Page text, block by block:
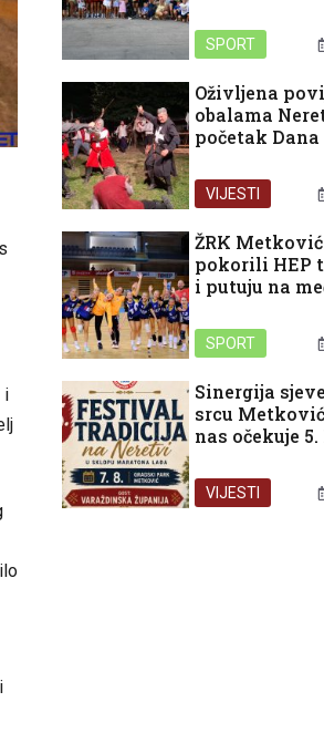
i
Rijeci
SPORT
Oživljena
obalama
početak
pred nama
VIJESTI
ŽRK
pokorili HEP
i putuju na
SPORT
Sinergija
srcu
nas očekuje
VIJESTI